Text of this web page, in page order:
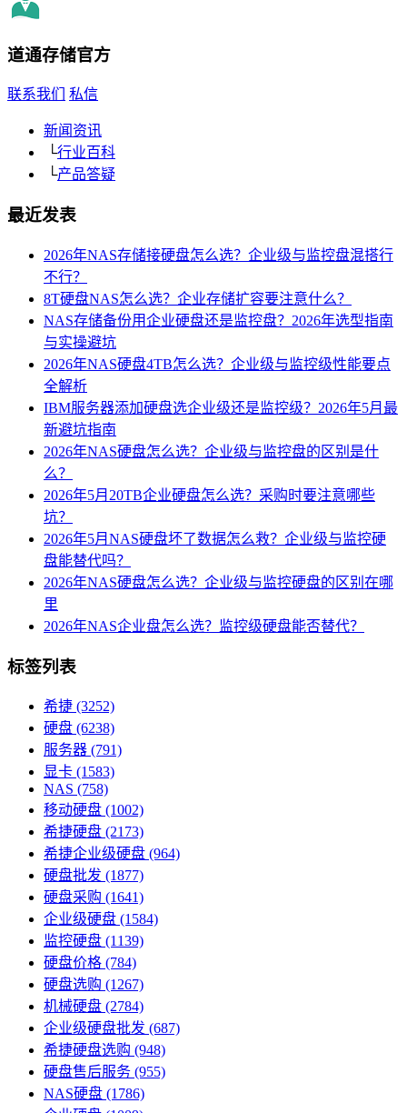
道通存储官方
联系我们 私信
新闻资讯
└行业百科
└产品答疑
最近发表
2026年NAS存储接硬盘怎么选？企业级与监控盘混搭行
不行？
8T硬盘NAS怎么选？企业存储扩容要注意什么？
NAS存储备份用企业硬盘还是监控盘？2026年选型指南
与实操避坑
2026年NAS硬盘4TB怎么选？企业级与监控级性能要点
全解析
IBM服务器添加硬盘选企业级还是监控级？2026年5月最
新避坑指南
2026年NAS硬盘怎么选？企业级与监控盘的区别是什
么？
2026年5月20TB企业硬盘怎么选？采购时要注意哪些
坑？
2026年5月NAS硬盘坏了数据怎么救？企业级与监控硬
盘能替代吗？
2026年NAS硬盘怎么选？企业级与监控硬盘的区别在哪
里
2026年NAS企业盘怎么选？监控级硬盘能否替代？
标签列表
希捷 (3252)
硬盘 (6238)
服务器 (791)
显卡 (1583)
NAS (758)
移动硬盘 (1002)
希捷硬盘 (2173)
希捷企业级硬盘 (964)
硬盘批发 (1877)
硬盘采购 (1641)
企业级硬盘 (1584)
监控硬盘 (1139)
硬盘价格 (784)
硬盘选购 (1267)
机械硬盘 (2784)
企业级硬盘批发 (687)
希捷硬盘选购 (948)
硬盘售后服务 (955)
NAS硬盘 (1786)